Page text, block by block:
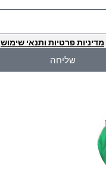
מדיניות פרטיות ותנאי שימוש
שליחה